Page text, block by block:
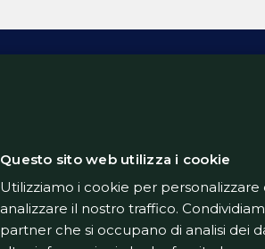
Questo sito web utilizza i cookie
Utilizziamo i cookie per
analizzare il nostro traffico.
partner che si occupano di analisi dei